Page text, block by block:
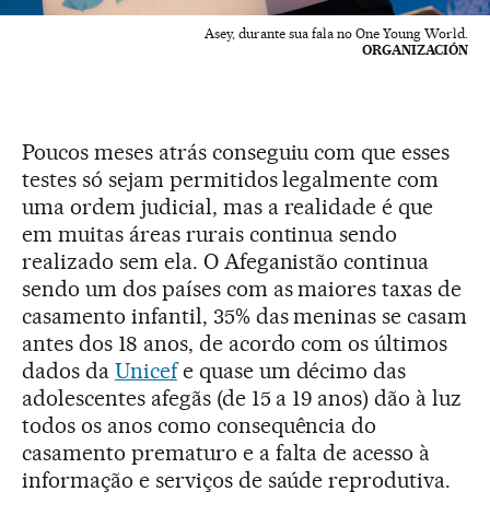
Asey, durante sua fala no One Young World.
ORGANIZACIÓN
Poucos meses atrás conseguiu com que esses
testes só sejam permitidos legalmente com
uma ordem judicial, mas a realidade é que
em muitas áreas rurais continua sendo
realizado sem ela. O Afeganistão continua
sendo um dos países com as maiores taxas de
casamento infantil, 35% das meninas se casam
antes dos 18 anos, de acordo com os últimos
dados da Unicefe quase um décimo das
adolescentes afegãs (de 15 a 19 anos) dão à luz
todos os anos como consequência do
casamento prematuro e a falta de acesso à
informação e serviços de saúde reprodutiva.